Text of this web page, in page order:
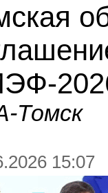
Томск
15:07